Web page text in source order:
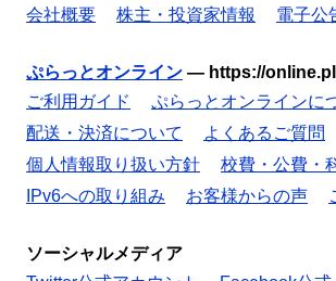
会社概要
株主・投資家情報 電子公
ぷらっとオンライン — https://
ご利用ガイド
ぷらっとオンラインに
配送・決済について
よくあるご質問
個人情報取り扱い方針
校費・公費・
IPv6への取り組み
お客様からの声
ソーシャルメディア